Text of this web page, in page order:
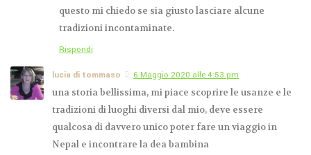
questo mi chiedo se sia giusto lasciare alcune
tradizioni incontaminate.
Rispondi
lucia di tommaso
6 Maggio 2020 alle 4:53 pm
una storia bellissima, mi piace scoprire le usanze e le
tradizioni di luoghi diversi dal mio, deve essere
qualcosa di davvero unico poter fare un viaggio in
Nepal e incontrare la dea bambina